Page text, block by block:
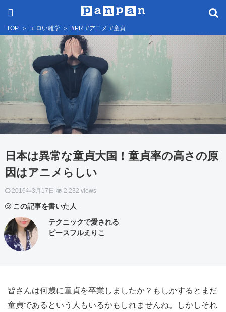
TOP ＞ エロい雑学 ＞ #PR #アニメ #童貞
日本は異常な童貞大国！童貞率の高さの原
因はアニメらしい
2016年3月17日 2,232 views
この記事を書いた人
テクニックで愛される
ピースフルえりこ
皆さんは何歳に童貞を卒業しましたか？もしかするとまだ
童貞であるという人もいるかもしれませんね。しかしそれ